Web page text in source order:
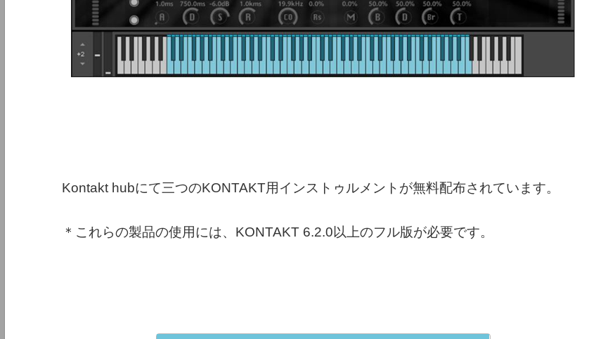
Kontakt hubにて三つのKONTAKT用インストゥルメントが無料配布されています。
＊これらの製品の使用には、KONTAKT 6.2.0以上のフル版が必要です。